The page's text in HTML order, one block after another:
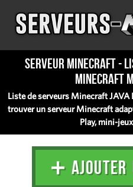
Serveur Minecraft -
Minecraft
Liste de serveurs Minecraft
trouver un serveur Minecraft
Play, mini-
➕ AJOUTER